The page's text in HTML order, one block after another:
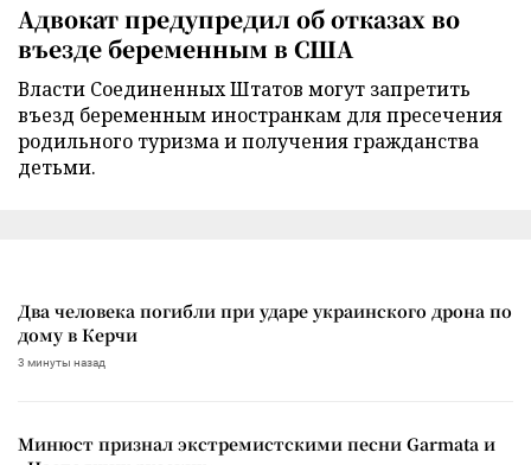
Адвокат предупредил об отказах во
въезде беременным в США
Власти Соединенных Штатов могут запретить
въезд беременным иностранкам для пресечения
родильного туризма и получения гражданства
детьми.
Два человека погибли при ударе украинского дрона по
дому в Керчи
3 минуты назад
Минюст признал экстремистскими песни Garmata и